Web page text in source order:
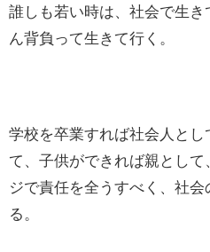
誰しも若い時は、社会で生
ん背負って生きて行く。
学校を卒業すれば社会人と
て、子供ができれば親とし
ジで責任を全うすべく、社
る。